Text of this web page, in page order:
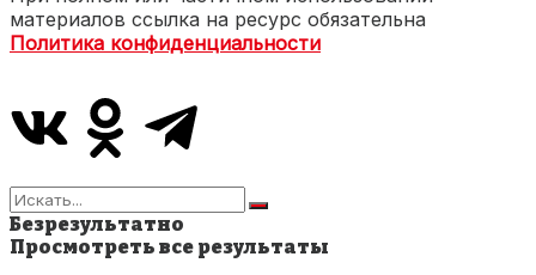
материалов ссылка на ресурс обязательна
Политика конфиденциальности
Безрезультатно
Просмотреть все результаты